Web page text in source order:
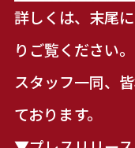
詳しくは、末尾
りご覧ください。
スタッフ一同、
ております。